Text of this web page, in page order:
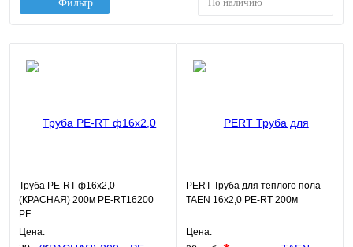
Фильтр
Труба PE-RT ф16х2,0
(КРАСНАЯ) 200м PE-RT16200
PF
Цена:
PERT Труба для теплого пола
TAEN 16х2,0 PE-RT 200м
Цена: